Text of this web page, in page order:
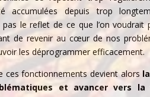
accumulées depuis trop
le reflet de ce que l’on voudrait
de revenir au cœur de nos
les déprogrammer efficacement.
ces fonctionnements devient alors
et avancer vers la